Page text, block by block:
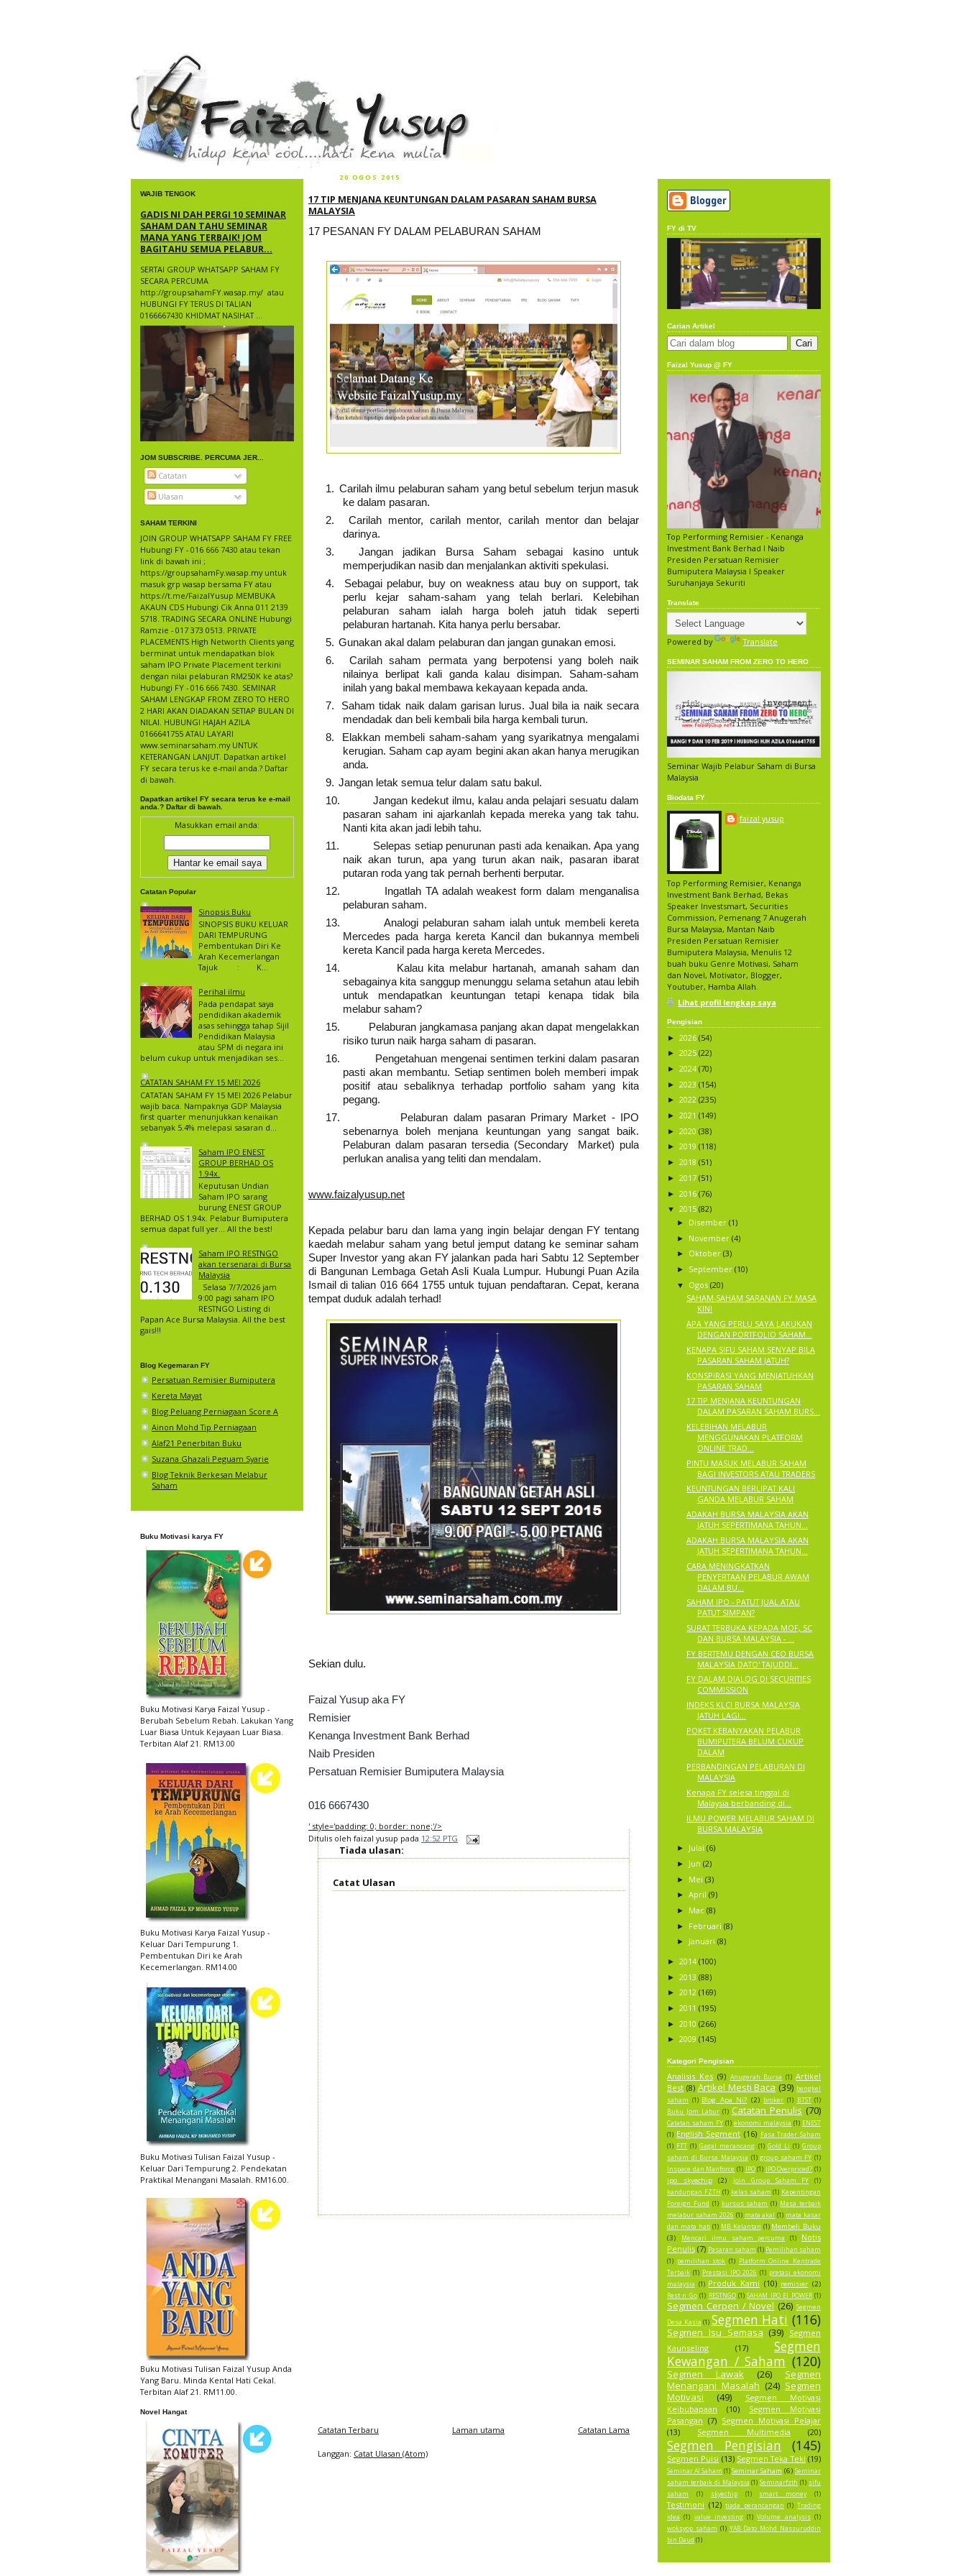
faizal yusup
WAJIB TENGOK
GADIS NI DAH PERGI 10 SEMINAR
SAHAM DAN TAHU SEMINAR
MANA YANG TERBAIK! JOM
BAGITAHU SEMUA PELABUR...
SERTAI GROUP WHATSAPP SAHAM FY
SECARA PERCUMA
http://groupsahamFY.wasap.my/ ​ atau
HUBUNGI FY TERUS DI TALIAN
0166667430 KHIDMAT NASIHAT ...
JOM SUBSCRIBE. PERCUMA JER...
Catatan
Ulasan
SAHAM TERKINI
JOIN GROUP WHATSAPP SAHAM FY FREE
Hubungi FY - 016 666 7430 atau tekan
link di bawah ini ;
https://groupsahamFy.wasap.my untuk
masuk grp wasap bersama FY atau
https://t.me/FaizalYusup MEMBUKA
AKAUN CDS Hubungi Cik Anna 011 2139
5718. TRADING SECARA ONLINE Hubungi
Ramzie - 017 373 0513. PRIVATE
PLACEMENTS High Networth Clients yang
berminat untuk mendapatkan blok
saham IPO Private Placement terkini
dengan nilai pelaburan RM250K ke atas?
Hubungi FY - 016 666 7430. SEMINAR
SAHAM LENGKAP FROM ZERO TO HERO
2 HARI AKAN DIADAKAN SETIAP BULAN DI
NILAI. HUBUNGI HAJAH AZILA
0166641755 ATAU LAYARI
www.seminarsaham.my UNTUK
KETERANGAN LANJUT. Dapatkan artikel
FY secara terus ke e-mail anda.? Daftar
di bawah.
Dapatkan artikel FY secara terus ke e-mail
anda.? Daftar di bawah.
Masukkan email anda:
Catatan Popular
Sinopsis Buku
SINOPSIS BUKU KELUAR
DARI TEMPURUNG
Pembentukan Diri Ke
Arah Kecemerlangan
Tajuk : K...
Perihal ilmu
Pada pendapat saya
pendidikan akademik
asas sehingga tahap Sijil
Pendidikan Malaysia
atau SPM di negara ini
belum cukup untuk menjadikan ses...
CATATAN SAHAM FY 15 MEI 2026
CATATAN SAHAM FY 15 MEI 2026 Pelabur
wajib baca. Nampaknya GDP Malaysia
first quarter menunjukkan kenaikan
sebanyak 5.4% melepasi sasaran d...
Saham IPO ENEST
GROUP BERHAD OS
1.94x.
Keputusan Undian
Saham IPO sarang
burung ENEST GROUP
BERHAD OS 1.94x. Pelabur Bumiputera
semua dapat full yer… All the best!
Saham IPO RESTNGO
akan tersenarai di Bursa
Malaysia
Selasa 7/7/2026 jam
9:00 pagi saham IPO
RESTNGO Listing di
Papan Ace Bursa Malaysia. All the best
gais!!!
Blog Kegemaran FY
Persatuan Remisier Bumiputera
Kereta Mayat
Blog Peluang Perniagaan Score A
Ainon Mohd Tip Perniagaan
Alaf21 Penerbitan Buku
Suzana Ghazali Peguam Syarie
Blog Teknik Berkesan Melabur
Saham
Buku Motivasi karya FY
Buku Motivasi Karya Faizal Yusup -
Berubah Sebelum Rebah. Lakukan Yang
Luar Biasa Untuk Kejayaan Luar Biasa.
Terbitan Alaf 21. RM13.00
Buku Motivasi Karya Faizal Yusup -
Keluar Dari Tempurung 1.
Pembentukan Diri ke Arah
Kecemerlangan. RM14.00
Buku Motivasi Tulisan Faizal Yusup -
Keluar Dari Tempurung 2. Pendekatan
Praktikal Menangani Masalah. RM16.00.
Buku Motivasi Tulisan Faizal Yusup Anda
Yang Baru. Minda Kental Hati Cekal.
Terbitan Alaf 21. RM11.00.
Novel Hangat
20 OGOS 2015
17 TIP MENJANA KEUNTUNGAN DALAM PASARAN SAHAM BURSA
MALAYSIA
17 PESANAN FY DALAM PELABURAN SAHAM
1. Carilah ilmu pelaburan saham yang betul sebelum terjun masuk
ke dalam pasaran.
2.
Carilah mentor, carilah mentor, carilah mentor dan belajar
darinya.
3.
Jangan jadikan Bursa Saham sebagai kasino untuk
memperjudikan nasib dan menjalankan aktiviti spekulasi.
4.
Sebagai pelabur, buy on weakness atau buy on support, tak
perlu kejar saham-saham yang telah berlari. Kelebihan
pelaburan saham ialah harga boleh jatuh tidak seperti
pelaburan hartanah. Kita hanya perlu bersabar.
5. Gunakan akal dalam pelaburan dan jangan gunakan emosi.
6.
Carilah saham permata yang berpotensi yang boleh naik
nilainya berlipat kali ganda kalau disimpan. Saham-saham
inilah yang bakal membawa kekayaan kepada anda.
7.
Saham tidak naik dalam garisan lurus. Jual bila ia naik secara
mendadak dan beli kembali bila harga kembali turun.
8.
Elakkan membeli saham-saham yang syarikatnya mengalami
kerugian. Saham cap ayam begini akan akan hanya merugikan
anda.
9. Jangan letak semua telur dalam satu bakul.
10.
Jangan kedekut ilmu, kalau anda pelajari sesuatu dalam
pasaran saham ini ajarkanlah kepada mereka yang tak tahu.
Nanti kita akan jadi lebih tahu.
11.
Selepas setiap penurunan pasti ada kenaikan. Apa yang
naik akan turun, apa yang turun akan naik, pasaran ibarat
putaran roda yang tak pernah berhenti berputar.
12.
Ingatlah TA adalah weakest form dalam menganalisa
pelaburan saham.
13.
Analogi pelaburan saham ialah untuk membeli kereta
Mercedes pada harga kereta Kancil dan bukannya membeli
kereta Kancil pada harga kereta Mercedes.
14.
Kalau kita melabur hartanah, amanah saham dan
sebagainya kita sanggup menunggu selama setahun atau lebih
untuk mendapatkan keuntungan tetapi kenapa tidak bila
melabur saham?
15.
Pelaburan jangkamasa panjang akan dapat mengelakkan
risiko turun naik harga saham di pasaran.
16.
Pengetahuan mengenai sentimen terkini dalam pasaran
pasti akan membantu. Setiap sentimen boleh memberi impak
positif atau sebaliknya terhadap portfolio saham yang kita
pegang.
17.
Pelaburan dalam pasaran Primary Market - IPO
sebenarnya boleh menjana keuntungan yang sangat baik.
Pelaburan dalam pasaran tersedia (Secondary Market) pula
perlukan analisa yang teliti dan mendalam.
www.faizalyusup.net
Kepada pelabur baru dan lama yang ingin belajar dengan FY tentang
kaedah melabur saham yang betul jemput datang ke seminar saham
Super Investor yang akan FY jalankan pada hari Sabtu 12 September
di Bangunan Lembaga Getah Asli Kuala Lumpur. Hubungi Puan Azila
Ismail di talian 016 664 1755 untuk tujuan pendaftaran. Cepat, kerana
tempat duduk adalah terhad!
Sekian dulu.
Faizal Yusup aka FY
Remisier
Kenanga Investment Bank Berhad
Naib Presiden
Persatuan Remisier Bumiputera Malaysia
016 6667430
' style='padding: 0; border: none;'/>
Ditulis oleh faizal yusup pada 12:52 PTG
Tiada ulasan:
Catat Ulasan
Catatan Terbaru Catatan Lama
Laman utama
Langgan: Catat Ulasan (Atom)
FY di TV
Carian Artikel
Faizal Yusup @ FY
Top Performing Remisier - Kenanga
Investment Bank Berhad l Naib
Presiden Persatuan Remisier
Bumiputera Malaysia l Speaker
Suruhanjaya Sekuriti
Translate
Powered by Translate
SEMINAR SAHAM FROM ZERO TO HERO
Seminar Wajib Pelabur Saham di Bursa
Malaysia
Biodata FY
faizal yusup
Top Performing Remisier, Kenanga
Investment Bank Berhad, Bekas
Speaker Investsmart, Securities
Commission, Pemenang 7 Anugerah
Bursa Malaysia, Mantan Naib
Presiden Persatuan Remisier
Bumiputera Malaysia, Menulis 12
buah buku Genre Motivasi, Saham
dan Novel, Motivator, Blogger,
Youtuber, Hamba Allah.
Lihat profil lengkap saya
Pengisian
► 2026 (54)
► 2025 (22)
► 2024 (70)
► 2023 (154)
► 2022 (235)
► 2021 (149)
► 2020 (38)
► 2019 (118)
► 2018 (51)
► 2017 (51)
► 2016 (76)
▼ 2015 (82)
► Disember (1)
► November (4)
► Oktober (3)
► September (10)
▼ Ogos (20)
SAHAM-SAHAM SARANAN FY MASA
KINI
APA YANG PERLU SAYA LAKUKAN
DENGAN PORTFOLIO SAHAM...
KENAPA SIFU SAHAM SENYAP BILA
PASARAN SAHAM JATUH?
KONSPIRASI YANG MENJATUHKAN
PASARAN SAHAM
17 TIP MENJANA KEUNTUNGAN
DALAM PASARAN SAHAM BURS...
KELEBIHAN MELABUR
MENGGUNAKAN PLATFORM
ONLINE TRAD...
PINTU MASUK MELABUR SAHAM
BAGI INVESTORS ATAU TRADERS
KEUNTUNGAN BERLIPAT KALI
GANDA MELABUR SAHAM
ADAKAH BURSA MALAYSIA AKAN
JATUH SEPERTIMANA TAHUN...
ADAKAH BURSA MALAYSIA AKAN
JATUH SEPERTIMANA TAHUN...
CARA MENINGKATKAN
PENYERTAAN PELABUR AWAM
DALAM BU...
SAHAM IPO - PATUT JUAL ATAU
PATUT SIMPAN?
SURAT TERBUKA KEPADA MOF, SC
DAN BURSA MALAYSIA - ...
FY BERTEMU DENGAN CEO BURSA
MALAYSIA DATO' TAJUDDI...
FY DALAM DIALOG DI SECURITIES
COMMISSION
INDEKS KLCI BURSA MALAYSIA
JATUH LAGI...
POKET KEBANYAKAN PELABUR
BUMIPUTERA BELUM CUKUP
DALAM
PERBANDINGAN PELABURAN DI
MALAYSIA
Kenapa FY selesa tinggal di
Malaysia berbanding di...
ILMU POWER MELABUR SAHAM DI
BURSA MALAYSIA
► Julai (6)
► Jun (2)
► Mei (3)
► April (9)
► Mac (8)
► Februari (8)
► Januari (8)
► 2014 (100)
► 2013 (88)
► 2012 (169)
► 2011 (195)
► 2010 (266)
► 2009 (145)
Kategori Pengisian
Analisis Kes (9) Anugerah Bursa (1) Artikel
Best (8) Artikel Mesti Baca (39) bengkel
saham (1) Blog Apa Ni? (2) broker (1) BTST (1)
Buku Jom Labur (1) Catatan Penulis (70)
Catatan saham FY (1) ekonomi malaysia (1) ENEST
(1) English Segment (16) Fasa Trader Saham
(1) FTT (1) Gagal merancang (1) Gold Li (1) Group
saham di Bursa Malaysia (1) group saham FY (1)
Inspace dan Manforce (1) IPO (1) IPO Overpriced? (1)
ipo skyechip (2) Join Group Saham FY
(1)
kandungan FZTH (1) kelas saham (1) Kepentingan
Foreign Fund (1) kursus saham (1) Masa terbaik
melabur saham 2026 (1) mata akal (1) mata kasar
dan mata hati (1) MB Kelantan (1) Membeli Buku
(3)
Mencari ilmu saham percuma (1)
Notis
Penulis (7) Pasaran saham (1) Pemilihan saham
(1) pemilihan stok (1) Platform Online Kentrade
Terbaik (1) Prestasi IPO 2026 (1) pretasi ekonomi
malaysia (1) Produk Kami (10) remisier (2)
Rest n Go (1) RESTNGO (1) SAHAM IPO EI POWER (1)
Segmen Cerpen / Novel (26) Segmen
Desa Kasia (1) Segmen Hati (116)
Segmen Isu Semasa (39) Segmen
Kaunseling
(17)
Segmen
Kewangan / Saham (120)
Segmen Lawak (26)
Segmen
Menangani Masalah (24) Segmen
Motivasi
(49)
Segmen Motivasi
Keibubapaan
(10)
Segmen Motivasi
Pasangan (7) Segmen Motivasi Pelajar
(13)
Segmen Multimedia (20)
Segmen Pengisian (145)
Segmen Puisi (13) Segmen Teka Teki (19)
Seminar AI Saham (1)Seminar Saham (6) Seminar
saham terbaik di Malaysia (1) Seminarfzth (1) sifu
saham
(1) skyechip (1) smart money (1)
Testimoni (12) tiada perancangan (1) Trading
idea (1) value investing (1) Volume analysis (1)
woksyop saham (1) YAB Dato Mohd Nassuruddin
bin Daud (1)